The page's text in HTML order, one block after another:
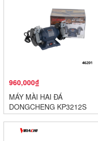
960,000₫
MÁY MÀI HAI ĐÁ
DONGCHENG KP3212S